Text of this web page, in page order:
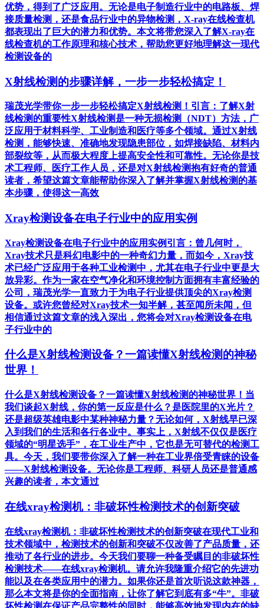
优势，得到了广泛应用。无论是电子制造行业中的电路板、焊
接质量检测，还是食品行业中的异物检测，X-ray在线检查机
都表现出了巨大的潜力和优势。本文将带您深入了解X-ray在
线检查机的工作原理和核心技术，帮助您更好地理解这一现代
检测设备的
X射线检测的步骤详解，一步一步轻松搞定！
瑞茂光学带你一步一步轻松搞定X射线检测！引言：了解X射
线检测的重要性X射线检测是一种无损检测（NDT）方法，广
泛应用于材料科学、工业制造和医疗等多个领域。通过X射线
检测，能够快速、准确地发现隐患部位，如焊接缺陷、材料内
部裂纹等，从而极大程度上提高安全性和可靠性。无论你是技
术工程师、医疗工作人员，还是对X射线检测抱有好奇的普通
读者，希望这篇文章能帮助你深入了解并掌握X射线检测的基
本步骤，使得这一高效
Xray检测设备在电子行业中的应用实例
Xray检测设备在电子行业中的应用实例引言：曾几何时，
Xray技术只是科幻电影中的一种奇幻力量，而如今，Xray技
术已经广泛应用于各种工业检测中，尤其在电子行业中更是大
放异彩。作为一家在空气净化和环境控制方面拥有丰富经验的
公司，瑞茂光学一直致力于为电子行业提供顶尖的Xray检测
设备。或许您曾经对Xray技术一知半解，甚至闻所未闻，但
相信通过这篇文章的浅入深出，您将会对Xray检测设备在电
子行业中的
什么是X射线检测设备？一篇读懂X射线检测的神秘
世界！
什么是X射线检测设备？一篇读懂X射线检测的神秘世界！当
我们谈起X射线，你的第一反应是什么？是医院里的X光片？
还是超级英雄电影中某种神秘力量？无论如何，X射线早已深
入到我们的生活和各行各业中。事实上，X射线不仅仅是医疗
领域的“明星选手”，在工业生产中，它也是无可替代的检测工
具。今天，我们要带你深入了解一种在工业界倍受青睐的设备
——X射线检测设备。无论你是工程师、科研人员还是普通感
兴趣的读者，本文通过
在线xray检测机：非破坏性检测技术的创新突破
在线xray检测机：非破坏性检测技术的创新突破在现代工业和
技术领域中，检测技术的创新和突破不仅改善了产品质量，还
推动了各行业的进步。今天我们要聊一种备受瞩目的非破坏性
检测技术——在线xray检测机。请允许我隆重介绍它的先进功
能以及在各类应用中的潜力。如果你还是首次听说这款神器，
那么本文将是你的全面指南，让你了解它到底有多“牛”。非破
坏性检测在保证产品完整性的同时，能够高效地发现内在的缺